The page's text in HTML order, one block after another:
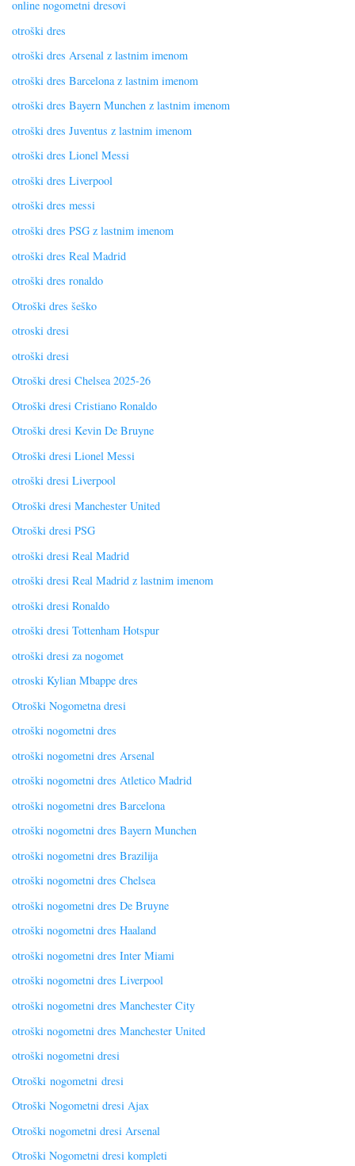
online nogometni dresovi
otroški dres
otroški dres Arsenal z lastnim imenom
otroški dres Barcelona z lastnim imenom
otroški dres Bayern Munchen z lastnim imenom
otroški dres Juventus z lastnim imenom
otroški dres Lionel Messi
otroški dres Liverpool
otroški dres messi
otroški dres PSG z lastnim imenom
otroški dres Real Madrid
otroški dres ronaldo
Otroški dres šeško
otroski dresi
otroški dresi
Otroški dresi Chelsea 2025-26
Otroški dresi Cristiano Ronaldo
Otroški dresi Kevin De Bruyne
Otroški dresi Lionel Messi
otroški dresi Liverpool
Otroški dresi Manchester United
Otroški dresi PSG
otroški dresi Real Madrid
otroški dresi Real Madrid z lastnim imenom
otroški dresi Ronaldo
otroški dresi Tottenham Hotspur
otroški dresi za nogomet
otroski Kylian Mbappe dres
Otroški Nogometna dresi
otroški nogometni dres
otroški nogometni dres Arsenal
otroški nogometni dres Atletico Madrid
otroški nogometni dres Barcelona
otroški nogometni dres Bayern Munchen
otroški nogometni dres Brazilija
otroški nogometni dres Chelsea
otroški nogometni dres De Bruyne
otroški nogometni dres Haaland
otroški nogometni dres Inter Miami
otroški nogometni dres Liverpool
otroški nogometni dres Manchester City
otroški nogometni dres Manchester United
otroški nogometni dresi
Otroški nogometni dresi
Otroški Nogometni dresi Ajax
Otroški nogometni dresi Arsenal
Otroški Nogometni dresi kompleti